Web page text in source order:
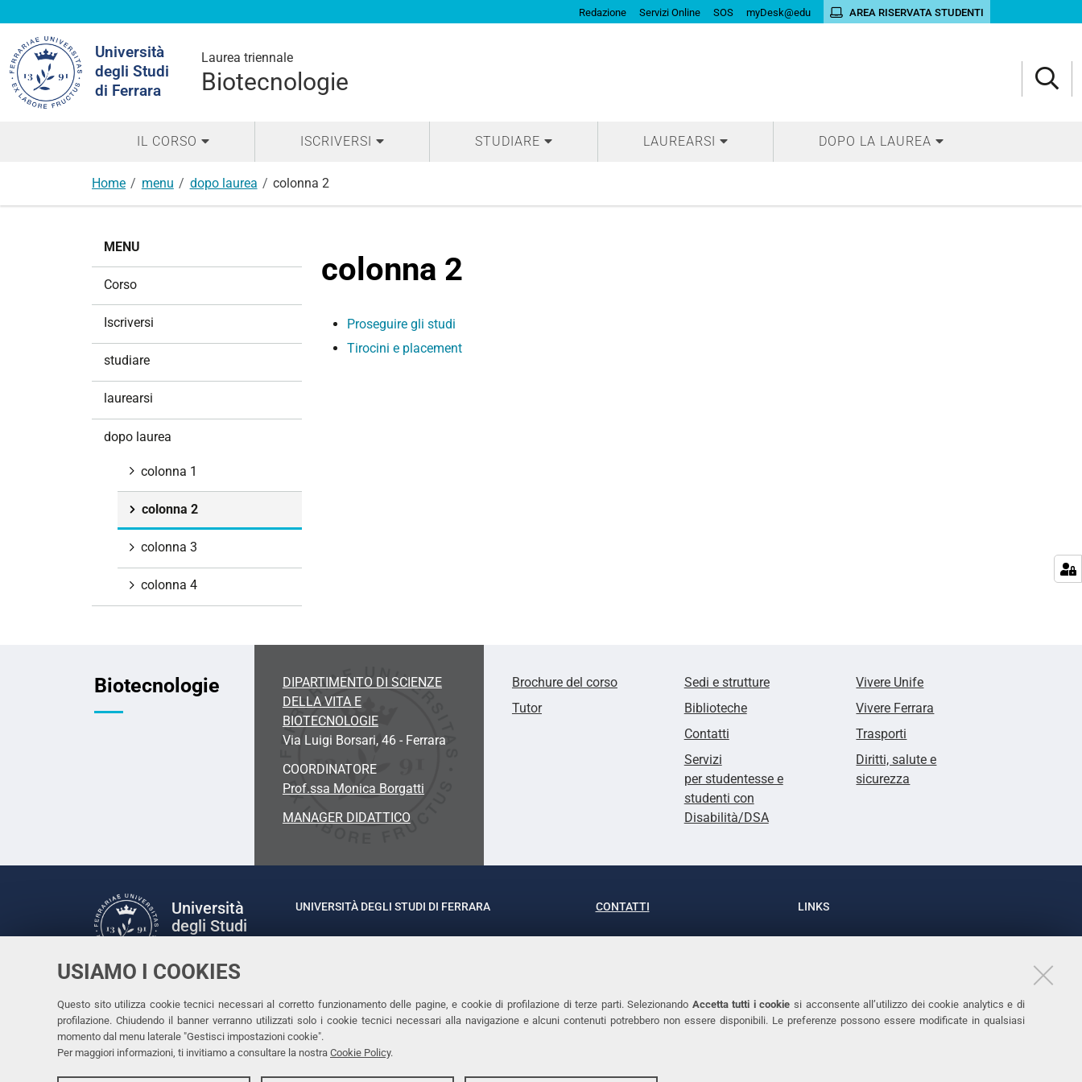
USIAMO I COOKIES
Questo sito utilizza cookie tecnici necessari al corretto funzionamento delle pagine, e cookie di profilazione di terze parti. Selezionando Accetta tutti i cookie si acconsente all’utilizzo dei cookie analytics e di
profilazione. Chiudendo il banner verranno utilizzati solo i cookie tecnici necessari alla navigazione e alcuni contenuti potrebbero non essere disponibili. Le preferenze possono essere modificate in qualsiasi
momento dal menu laterale "Gestisci impostazioni cookie".
Per maggiori informazioni, ti invitiamo a consultare la nostra Cookie Policy.
Redazione Servizi Online SOS myDesk@edu AREA RISERVATA STUDENTI
Università
degli Studi
di Ferrara
Laurea triennale
Biotecnologie
nel
sito
IL CORSO ISCRIVERSI STUDIARE LAUREARSI DOPO LA LAUREA
Home menu dopo laurea colonna 2
colonna 2
Proseguire gli studi
Tirocini e placement
MENU
Corso
Iscriversi
studiare
laurearsi
dopo laurea
colonna 1
colonna 2
colonna 3
colonna 4
Biotecnologie
DIPARTIMENTO DI SCIENZE
DELLA VITA E
BIOTECNOLOGIE
Via Luigi Borsari, 46 - Ferrara
COORDINATORE
Prof.ssa Monica Borgatti
MANAGER DIDATTICO
Brochure del corso
Tutor
Sedi e strutture
Biblioteche
Contatti
Servizi
per studentesse e
studenti con
Disabilità/DSA
Vivere Unife
Vivere Ferrara
Trasporti
Diritti, salute e
sicurezza
Università
degli Studi
Facebook
LinkedinInstagram
Youtube
UNIVERSITÀ DEGLI STUDI DI FERRARA
Rettrice: Prof.ssa Laura Ramaciotti
CONTATTI
Tel. +39 0532 293111
LINKS
Accessibilità
Cookies